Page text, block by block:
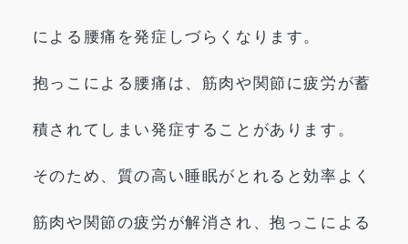
による腰痛を発症しづらくなります。
抱っこによる腰痛は、筋肉や関節に疲労が蓄
積されてしまい発症することがあります。
そのため、質の高い睡眠がとれると効率よく
筋肉や関節の疲労が解消され、抱っこによる